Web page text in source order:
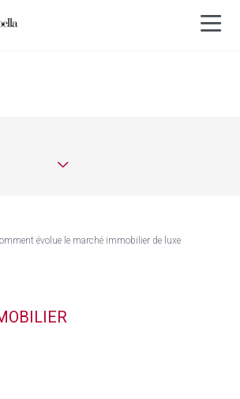
évolue le marché immobilier de luxe